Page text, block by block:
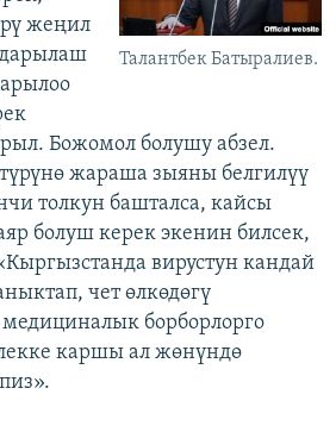
Талантбек Батыралиев.
жеңил
Божомол болушу абзел.
жараша зыяны белгилүү
толкун башталса, кайсы
болуш керек экенин билсек,
вирустун кандай
чет өлкөдөгү
медициналык борборлорго
каршы ал жөнүндө